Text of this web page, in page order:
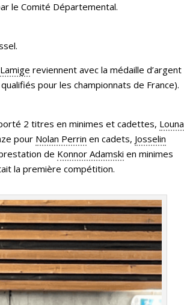
le Comité Départemental.
reviennent avec la médaille d’argent
pour les championnats de France).
2 titres en minimes et cadettes, Louna
pour Nolan Perrin en cadets, Josselin
de Konnor Adamski en minimes
la première compétition.